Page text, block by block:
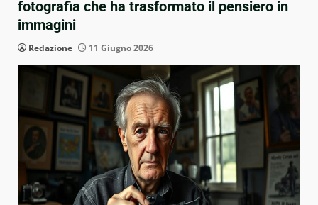
fotografia che ha trasformato il pensiero in
immagini
Redazione 11 Giugno 2026